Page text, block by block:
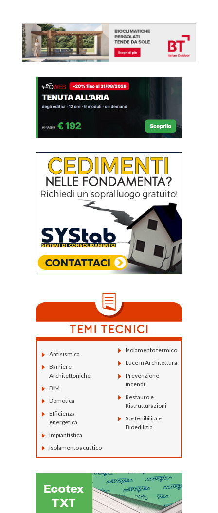
Antisismica
Barriere
Architettoniche
BIM
Domotica
Efficienza
energetica
Impiantistica
Isolamento acustico
Isolamento termico
Luce in Architettura
Prevenzione
incendi
Restauro e
Ristrutturazioni
Sostenibilità e
Bioedilizia